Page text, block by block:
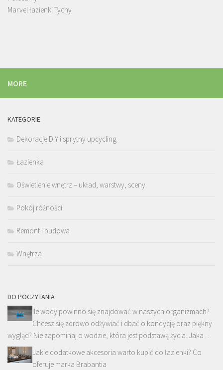
Marvel łazienki Tychy
MORE
KATEGORIE
Dekoracje DIY i sprytny upcycling
Łazienka
Oświetlenie wnętrz – układ, warstwy, sceny
Pokój różności
Remont i budowa
Wnętrza
DO POCZYTANIA
Ile wody powinno się znajdować w naszych organizmach?
Chcesz się zdrowo odżywiać i dbać o kondycję oraz piękny
wygląd? Nie zapominaj o wodzie, która jest podstawą życia. Jaka …
Jakie dodatkowe akcesoria warto kupić do łazienki? Co
oferuje marka Brabantia